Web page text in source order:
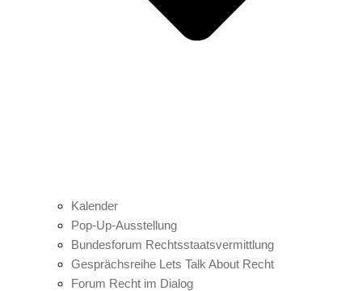
Kalender
Pop-Up-Ausstellung
Bundesforum Rechtsstaatsvermittlung
Gesprächsreihe Lets Talk About Recht
Forum Recht im Dialog